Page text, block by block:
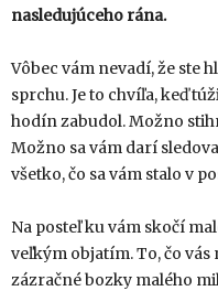
nasledujúceho rána.
Vôbec vám nevadí, že ste
sprchu. Je to chvíľa, keď
hodín zabudol. Možno
Možno sa vám darí
všetko, čo sa vám stalo v
Na posteľ ku vám skočí
veľkým objatím. To, čo
zázračné bozky malého